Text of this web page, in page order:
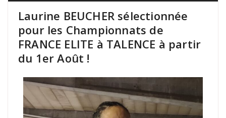
Laurine BEUCHER sélectionnée
pour les Championnats de
FRANCE ELITE à TALENCE à partir
du 1er Août !